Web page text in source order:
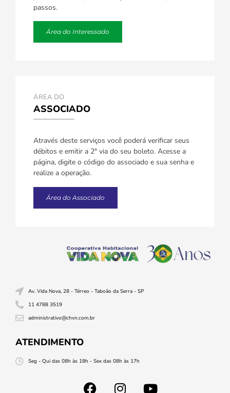
passos.
Área do Interessado
ÁREA DO
ASSOCIADO
Através deste serviços você poderá verificar seus
débitos e emitir a 2ª via do seu boleto. Acesse a
página, digite o código do associado e sua senha e
realize a operação.
Área do Associado
Av. Vida Nova, 28 - Térreo - Taboão da Serra - SP
11 4788 3519
administrativo@chvn.com.br
ATENDIMENTO
Seg - Qui das 08h às 18h - Sex das 08h às 17h